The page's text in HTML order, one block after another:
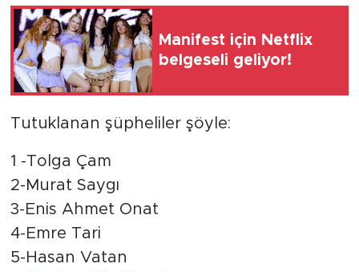
Manifest için Netflix
belgeseli geliyor!
Tutuklanan şüpheliler şöyle:
1 -Tolga Çam
2-Murat Saygı
3-Enis Ahmet Onat
4-Emre Tari
5-Hasan Vatan